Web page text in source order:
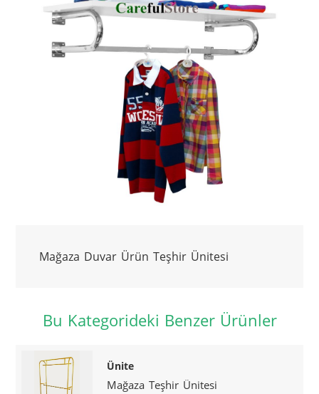
Mağaza Duvar Ürün Teşhir Ünitesi
Bu Kategorideki Benzer Ürünler
Ünite
Mağaza Teşhir Ünitesi